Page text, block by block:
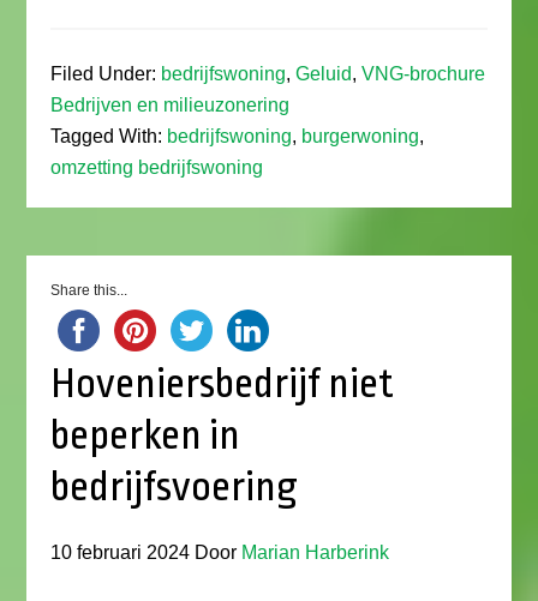
Filed Under: bedrijfswoning,Geluid,VNG-brochure
Bedrijven en milieuzonering
Tagged With: bedrijfswoning, burgerwoning,
omzetting bedrijfswoning
Share this...
Hoveniersbedrijf niet
beperken in
bedrijfsvoering
10 februari 2024 Door Marian Harberink